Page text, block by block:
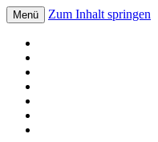
Volksschule
Menü Zum Inhalt springen